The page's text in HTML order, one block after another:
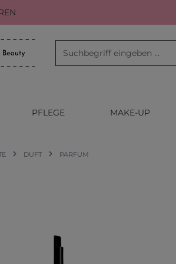
PFLEGE MAKE-UP
DUFT PARFUM